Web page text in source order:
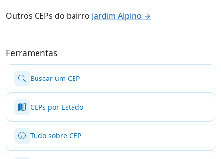
Outros CEPs do bairro Jardim Alpino →
Ferramentas
Buscar um CEP
CEPs por Estado
Tudo sobre CEP